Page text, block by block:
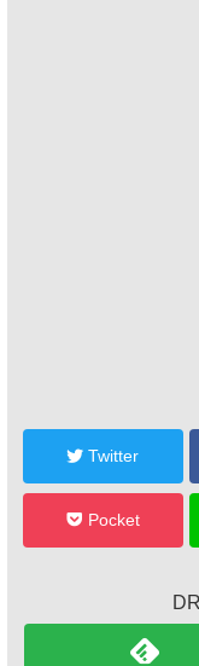
Twitter
Pocket